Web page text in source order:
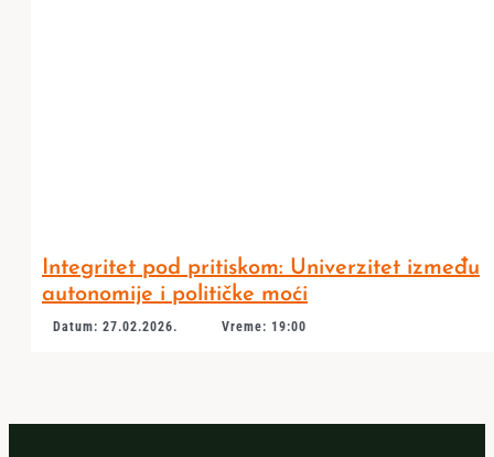
Integritet pod pritiskom: Univerzitet između
autonomije i političke moći
Datum: 27.02.2026. Vreme: 19:00